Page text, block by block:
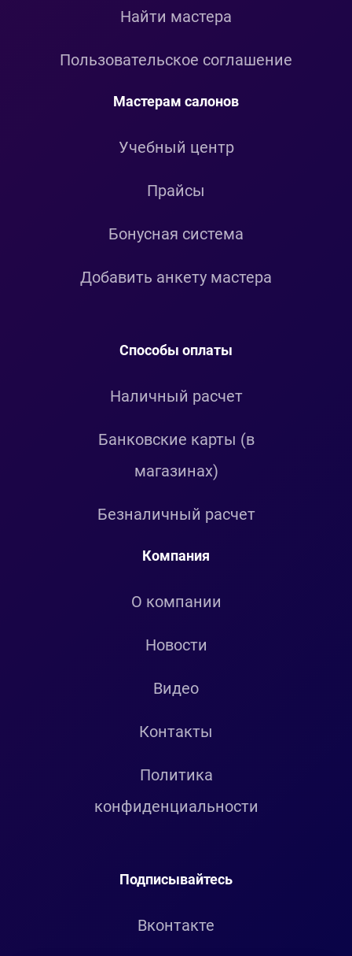
Найти мастера
Пользовательское соглашение
Мастерам салонов
Учебный центр
Прайсы
Бонусная система
Добавить анкету мастера
Способы оплаты
Наличный расчет
Банковские карты (в
магазинах)
Безналичный расчет
Компания
О компании
Новости
Видео
Контакты
Политика
конфиденциальности
Подписывайтесь
Вконтакте